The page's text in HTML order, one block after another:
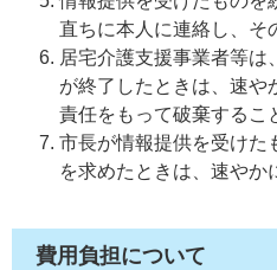
直ちに本人に連絡し、そ
居宅介護支援事業者等は
が終了したときは、速や
責任をもって破棄するこ
市長が情報提供を受けた
を求めたときは、速やか
費用負担について